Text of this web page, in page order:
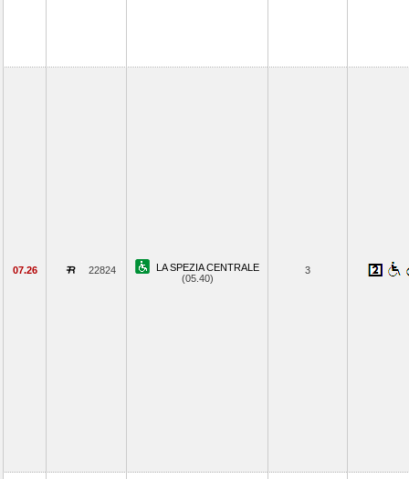
07.26 22824
LA SPEZIA CENTRALE
(05.40)
3